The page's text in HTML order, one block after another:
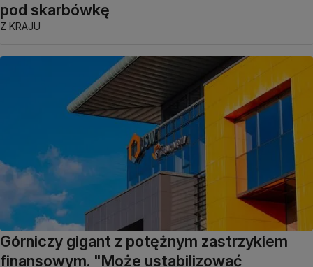
pod skarbówkę
Z KRAJU
Górniczy gigant z potężnym zastrzykiem
finansowym. "Może ustabilizować